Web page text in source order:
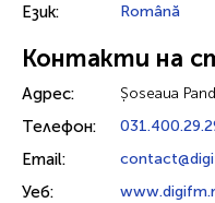
Език: Română
Контакти на
Адрес: Șoseaua
Телефон:
Email:
Уеб: